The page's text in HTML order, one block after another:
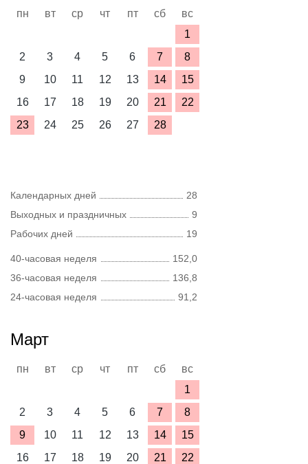
пн вт ср чт пт сб
вс
1
2
3 4 5 6 7
8
9
10 11 12 13 14
15
16
17 18 19 20 21
22
23
24 25 26 27 28
Календарных дней
28
Выходных и праздничных
9
Рабочих дней
19
40-часовая неделя
152,0
36-часовая неделя
136,8
24-часовая неделя
91,2
Март
пн вт ср чт пт сб
вс
1
2
3 4 5 6 7
8
9
10 11 12 13 14
15
16
17 18 19 20 21
22